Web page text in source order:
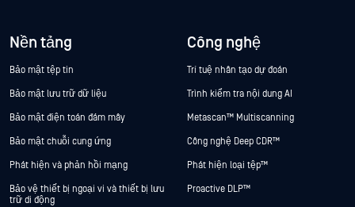
Nền tảng
Bảo mật tệp tin
Bảo mật lưu trữ dữ liệu
Bảo mật điện toán đám mây
Bảo mật chuỗi cung ứng
Phát hiện và phản hồi mạng
Bảo vệ thiết bị ngoại vi và thiết bị lưu
trữ di động
Công nghệ
Trí tuệ nhân tạo dự đoán
Trình kiểm tra nội dung AI
Metascan™ Multiscanning
Công nghệ Deep CDR™
Phát hiện loại tệp™
Proactive DLP™